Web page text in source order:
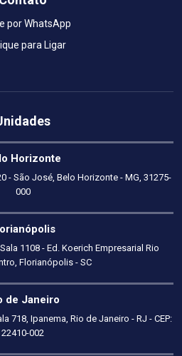
por WhatsApp
para Ligar
Horizonte
- São José, Belo Horizonte - MG, 31275-
000
1108 - Ed. Koerich Empresarial Rio
Florianópolis - SC
de Janeiro
718, Ipanema, Rio de Janeiro - RJ - CEP:
22410-002